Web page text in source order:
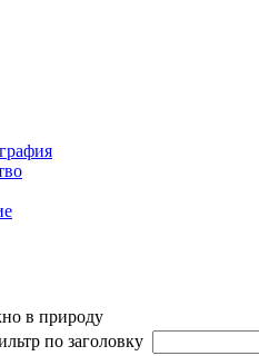
в природу
по заголовку